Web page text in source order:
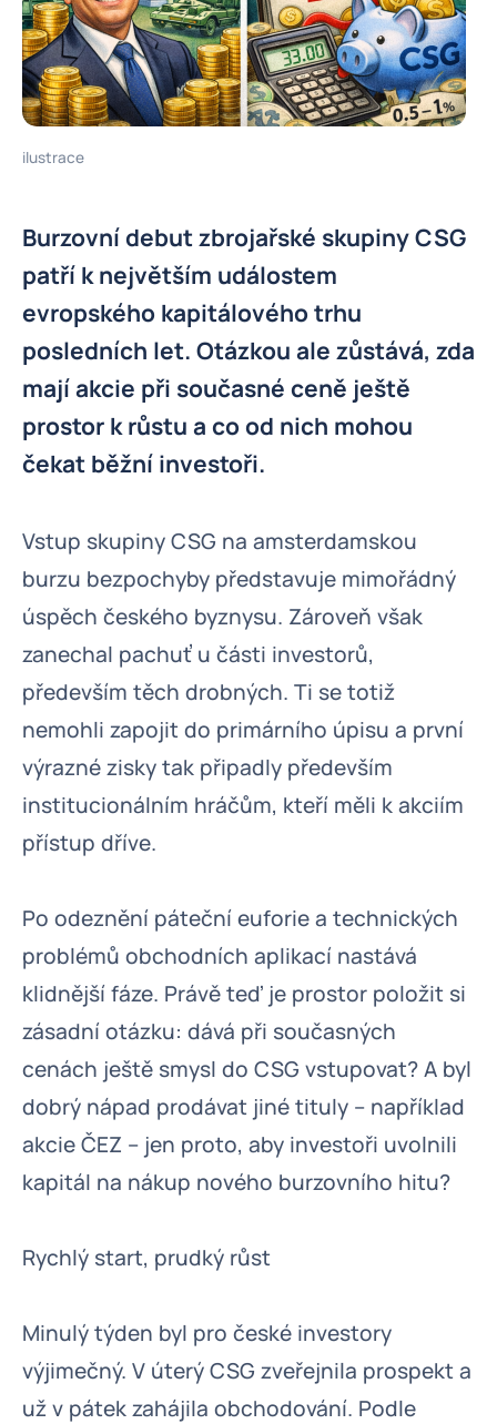
ilustrace
Burzovní debut zbrojařské skupiny CSG
patří k největším událostem
evropského kapitálového trhu
posledních let. Otázkou ale zůstává, zda
mají akcie při současné ceně ještě
prostor k růstu a co od nich mohou
čekat běžní investoři.
Vstup skupiny CSG na amsterdamskou
burzu bezpochyby představuje mimořádný
úspěch českého byznysu. Zároveň však
zanechal pachuť u části investorů,
především těch drobných. Ti se totiž
nemohli zapojit do primárního úpisu a první
výrazné zisky tak připadly především
institucionálním hráčům, kteří měli k akciím
přístup dříve.
Po odeznění páteční euforie a technických
problémů obchodních aplikací nastává
klidnější fáze. Právě teď je prostor položit si
zásadní otázku: dává při současných
cenách ještě smysl do CSG vstupovat? A byl
dobrý nápad prodávat jiné tituly – například
akcie ČEZ – jen proto, aby investoři uvolnili
kapitál na nákup nového burzovního hitu?
Rychlý start, prudký růst
Minulý týden byl pro české investory
výjimečný. V úterý CSG zveřejnila prospekt a
už v pátek zahájila obchodování. Podle